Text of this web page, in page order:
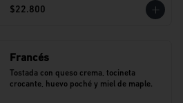
$22.800
Francés
Tostada con queso crema, tocineta
crocante, huevo poché y miel de maple.